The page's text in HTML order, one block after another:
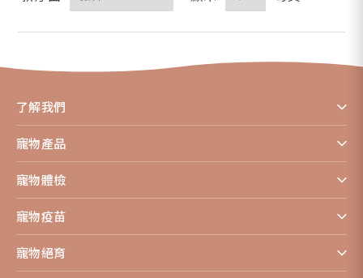
了解我們
寵物產品
寵物體檢
寵物疫苗
寵物絕育